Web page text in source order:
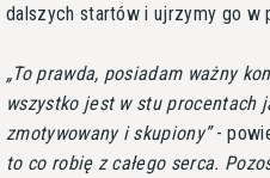
dalszych startów i ujrzymy go w
To prawda, posiadam ważny
wszystko jest w stu procentach
zmotywowany i skupiony -
to co robię z całego serca.